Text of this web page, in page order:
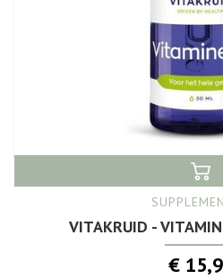
VITAKRUID -
€